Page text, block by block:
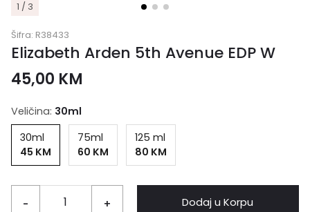
1 / 3
Šifra: R38433
Elizabeth Arden 5th Avenue EDP W
45,00 KM
Veličina: 30ml
30ml
45 KM
75ml
60 KM
125 ml
80 KM
- + Dodaj u Korpu